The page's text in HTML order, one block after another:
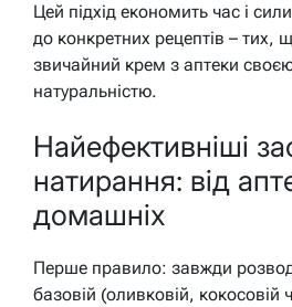
Цей підхід економить час і
до конкретних рецептів – тих,
звичайний крем з аптеки
натуральністю.
Найефективніші
натирання: від
домашніх
Перше правило: завжди
базовій (оливковій, кокосовій